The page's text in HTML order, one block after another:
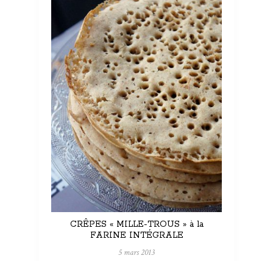
CRÊPES « MILLE-TROUS » à la
FARINE INTÉGRALE
5 mars 2013